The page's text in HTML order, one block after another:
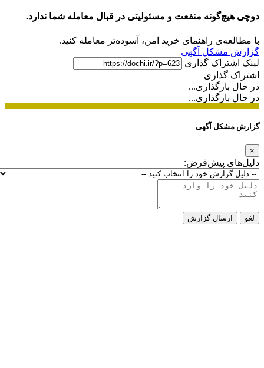
دوچی هیچ‌گونه منفعت و مسئولیتی در قبال معامله شما ندارد.
با مطالعه‌ی راهنمای خرید امن، آسوده‌تر معامله کنید.
گزارش مشکل آگهی
لینک اشتراک گذاری
اشتراک گذاری
در حال بارگذاری...
در حال بارگذاری...
گزارش مشکل آگهی
×
دلیل‌های پیش‌فرض:
لغو ارسال گزارش